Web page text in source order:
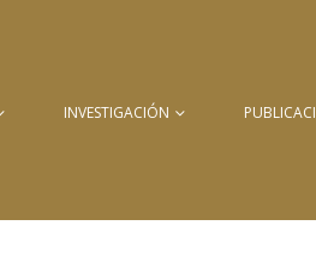
INVESTIGACIÓN